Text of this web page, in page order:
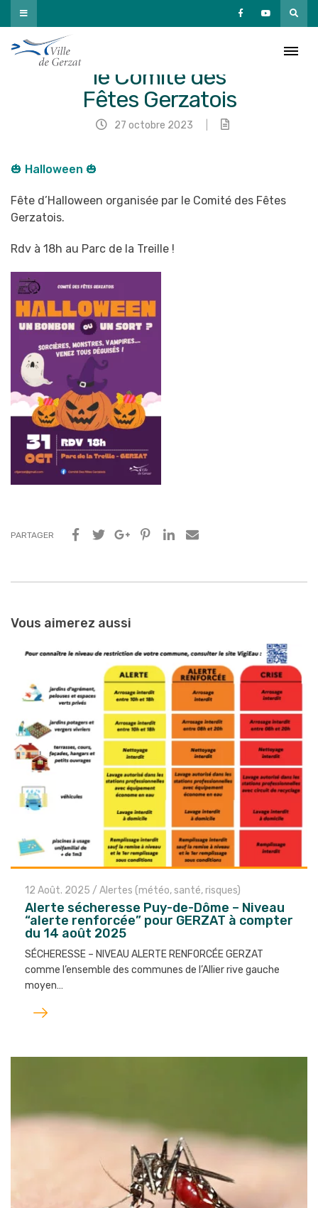
Passer
au
contenu
🎃 Halloween par
le Comité des
Fêtes Gerzatois
27 octobre 2023
🎃 Halloween 🎃
Fête d’Halloween organisée par le Comité des Fêtes
Gerzatois.
Rdv à 18h au Parc de la Treille !
PARTAGER
Navigation
entre
articles
Vous aimerez aussi
12 Août. 2025 / Alertes (météo, santé, risques)
Alerte sécheresse Puy-de-Dôme – Niveau
“alerte renforcée” pour GERZAT à compter
du 14 août 2025
SÉCHERESSE – NIVEAU ALERTE RENFORCÉE GERZAT
comme l’ensemble des communes de l’Allier rive gauche
moyen…
Lire
l'article